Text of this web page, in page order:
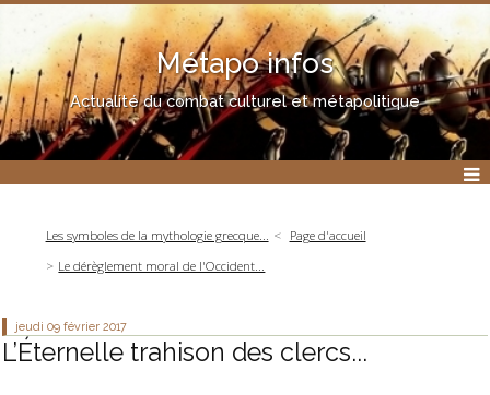
Métapo infos
Actualité du combat culturel et métapolitique
Les symboles de la mythologie grecque...
Page d'accueil
Le dérèglement moral de l'Occident...
jeudi 09 février 2017
L’Éternelle trahison des clercs...